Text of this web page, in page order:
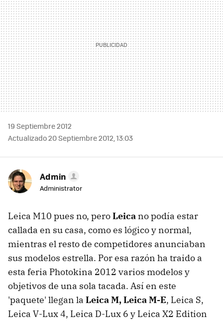
19 Septiembre 2012
Actualizado 20 Septiembre 2012, 13:03
Admin
Administrator
Leica M10 pues no, peroLeica no podía estar
callada en su casa, como es lógico y normal,
mientras el resto de competidores anunciaban
sus modelos estrella. Por esa razón ha traido a
esta feria Photokina 2012 varios modelos y
objetivos de una sola tacada. Así en este
'paquete' llegan la Leica M, Leica M-E, Leica S,
Leica V-Lux 4, Leica D-Lux 6 y Leica X2 Edition